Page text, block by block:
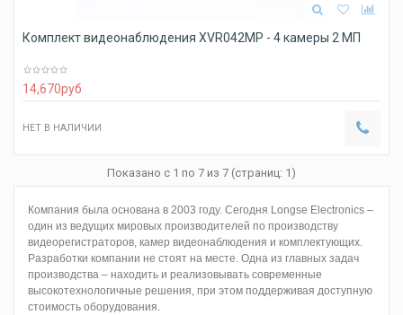
Комплект видеонаблюдения XVR042MP - 4 камеры 2 МП
14,670руб
НЕТ В НАЛИЧИИ
Показано с 1 по 7 из 7 (страниц: 1)
Компания была основана в 2003 году. Сегодня Longse Electronics –
один из ведущих мировых производителей по производству
видеорегистраторов, камер видеонаблюдения и комплектующих.
Разработки компании не стоят на месте. Одна из главных задач
производства – находить и реализовывать современные
высокотехнологичные решения, при этом поддерживая доступную
стоимость оборудования.